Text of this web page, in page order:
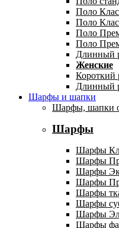
Поло
Поло
Поло
Поло
Длинный
Женские
Короткий
Длинный
Шарфы и шапки
Шарфы, шапки
Шарфы
Шарфы
Шарфы
Шарфы
Шарфы
Шарфы
Шарфы
Шарфы
Шарфы